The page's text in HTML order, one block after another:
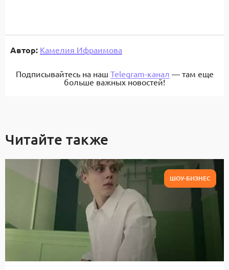
Автор: Камелия Ифраимова
Подписывайтесь на наш Telegram-канал — там еще
больше важных новостей!
Читайте также
ШОУ-БИЗНЕС